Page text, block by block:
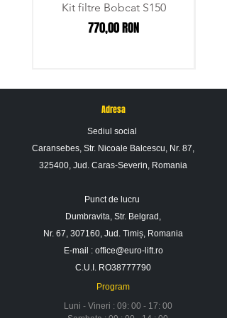
Pentru informatii suplimentare nu ezitati sa
Kit filtre Bobcat S150
Preț
770,00 RON
Adresa
Sediul social
Caransebes, Str. Nicoale Balcescu, Nr. 87,
325400, Jud. Caras-Severin, Romania
Punct de lucru
Dumbravita, Str. Belgrad,
Nr. 67, 307160, Jud. Timiș, Romania
E-mail : office@euro-lift.ro
C.U.I. RO38777790
Program
Luni - Vineri : 09: 00 - 17: 00